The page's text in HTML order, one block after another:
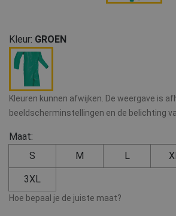
Kleur: GROEN
Kleuren kunnen afwijken. De weergave is
beeldscherminstellingen en de belichting
Maat:
S
M L
3XL
Hoe bepaal je de juiste maat?